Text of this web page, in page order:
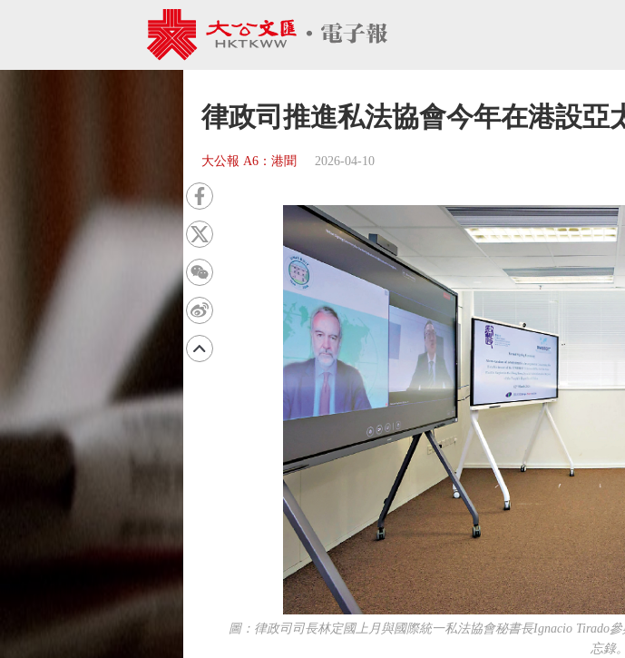
律政司推進私法協會今年在港設亞
大公報 A6：港聞 2026-04-10
圖：律政司司長林定國上月與國際統一私法協會秘書長Ignacio Tirado
忘錄。